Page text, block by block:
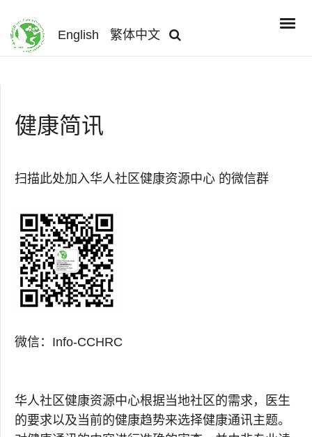
English 繁体中文
健康简讯
扫描此处加入华人社区健康资源中心 的微信群
微信：Info-CCHRC
华人社区健康资源中心根据当地社区的需求，医生
的要求以及当前的健康趋势来选择健康通讯主题。